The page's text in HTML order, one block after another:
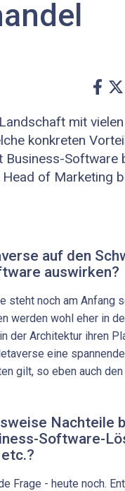
mit vielen
konkreten
Software
of Marketing
auf den
auswirken?
steht noch am Anfang
werden wohl eher in
der Architektur ihren
eine spannende
gilt, so eben auch
Nachteile
Software-
Frage - heute noch.